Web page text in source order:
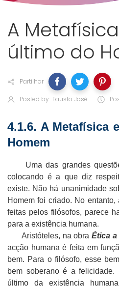
A
último do
Partilhar
Posted by: Fausto José
4.1.6. A Metafísica
Homem
Uma das grandes
colocando é a que diz
existe. Não há unanimidade
Homem foi criado. No
feitas pelos filósofos, parece
para a existência humana.
Aristóteles, na obraÉtica
acção humana é feita em
bem. Para o filósofo, esse
bem soberano é a
último da existência